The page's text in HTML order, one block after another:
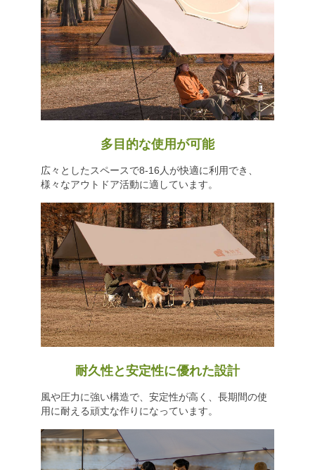
多目的な使用が可能
広々としたスペースで8-16人が快適に利用でき、
様々なアウトドア活動に適しています。
耐久性と安定性に優れた設計
風や圧力に強い構造で、安定性が高く、長期間の使
用に耐える頑丈な作りになっています。